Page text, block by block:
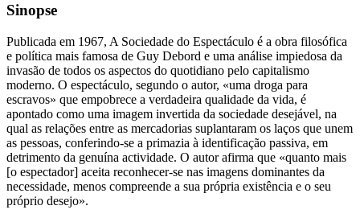
Sinopse
Publicada em 1967, A Sociedade do Espectáculo é a obra filosófica
e política mais famosa de Guy Debord e uma análise impiedosa da
invasão de todos os aspectos do quotidiano pelo capitalismo
moderno. O espectáculo, segundo o autor, «uma droga para
escravos» que empobrece a verdadeira qualidade da vida, é
apontado como uma imagem invertida da sociedade desejável, na
qual as relações entre as mercadorias suplantaram os laços que unem
as pessoas, conferindo-se a primazia à identificação passiva, em
detrimento da genuína actividade. O autor afirma que «quanto mais
[o espectador] aceita reconhecer-se nas imagens dominantes da
necessidade, menos compreende a sua própria existência e o seu
próprio desejo».